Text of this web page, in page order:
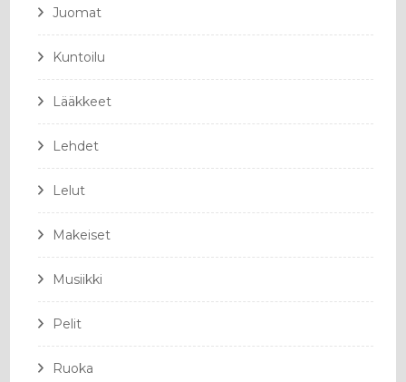
Juomat
Kuntoilu
Lääkkeet
Lehdet
Lelut
Makeiset
Musiikki
Pelit
Ruoka